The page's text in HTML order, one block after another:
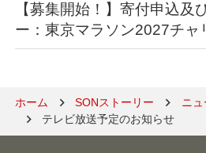
【募集開始！】寄付申込及
ー：東京マラソン2027チャ
ホーム SONストーリー
ニュ
テレビ放送予定のお知らせ